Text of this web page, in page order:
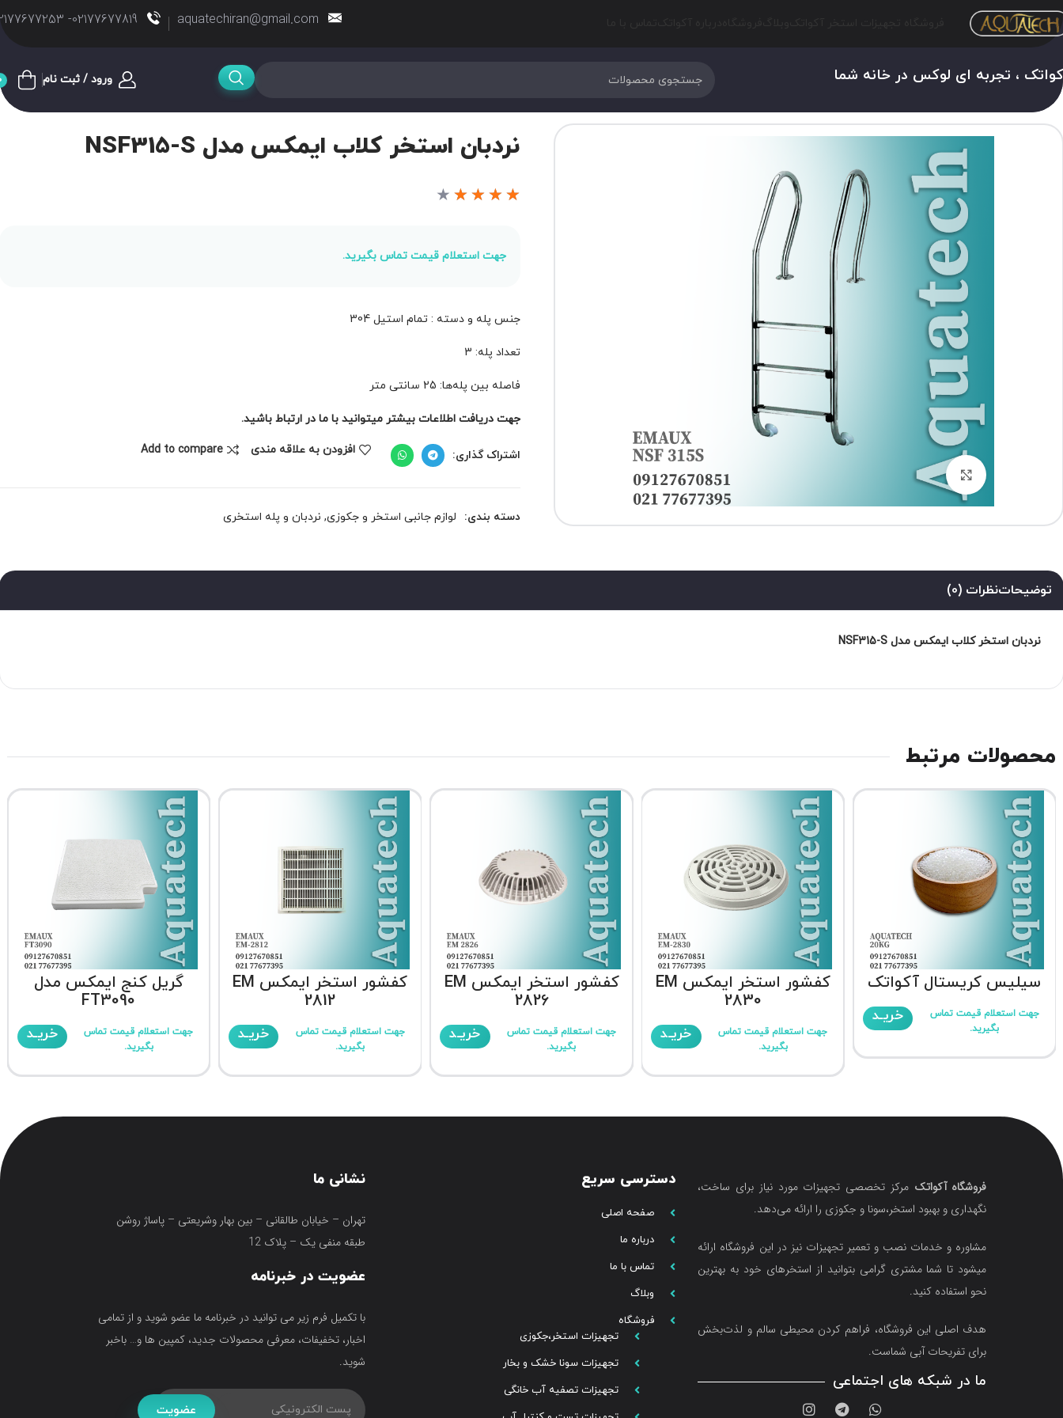
aquatechiran@gmail.com
02177677819- 02177677253
، تجربه ای لوکس در خانه شما ورود / ثبت نام
برای بزرگنمایی کلیک کنید
نردبان استخر کلاب ایمکس مدل NSF315-S
★
★
★
★
★
جهت استعلام قیمت تماس بگیرید.
جنس پله و دسته : تمام استیل 304
تعداد پله: 3
فاصله بین پله‌ها: 25 سانتی متر
جهت دریافت اطلاعات بیشتر میتوانید با ما در ارتباط باشید.
اشتراک گذاری: افزودن به علاقه مندی Add to compare
دسته بندی: لوازم جانبی استخر و جکوزی, نردبان و پله استخری
توضیحاتنظرات (0)
نردبان استخر کلاب ایمکس مدل NSF315-S
محصولات مرتبط
سیلیس کریستال آکواتک
جهت استعلام قیمت تماس
بگیرید.
خریـد
کفشور استخر ایمکس EM
2830
جهت استعلام قیمت تماس
بگیرید.
خریـد
کفشور استخر ایمکس EM
2826
جهت استعلام قیمت تماس
بگیرید.
خریـد
کفشور استخر ایمکس EM
2812
جهت استعلام قیمت تماس
بگیرید.
خریـد
گریل کنج ایمکس مدل
FT3090
جهت استعلام قیمت تماس
بگیرید.
خریـد
فروشگاه آکواتک مرکز تخصصی تجهیزات مورد نیاز برای ساخت،
نگهداری و بهبود استخر،سونا و جکوزی را ارائه می‌دهد.
مشاوره و خدمات نصب و تعمیر تجهیزات نیز در این فروشگاه ارائه
میشود تا شما مشتری گرامی بتوانید از استخرهای خود به بهترین
نحو استفاده کنید.
هدف اصلی این فروشگاه‌، فراهم کردن محیطی سالم و لذت‌بخش
برای تفریحات آبی شماست.
ما در شبکه های اجتماعی
دسترسی سریع
صفحه اصلی
درباره ما
تماس با ما
وبلاگ
فروشگاه
تجهیزات استخر،جکوزی
تجهیزات سونا خشک و بخار
تجهیزات تصفیه آب خانگی
نشانی ما
تهران – خیابان طالقانی – بین بهار وشریعتی – پاساژ روشن
طبقه منفی یک – پلاک 12
عضویت در خبرنامه
با تکمیل فرم زیر می توانید در خبرنامه ما عضو شوید و از تمامی
اخبار، تخفیفات، معرفی محصولات جدید، کمپین ها و… باخبر
شوید.
عضویت